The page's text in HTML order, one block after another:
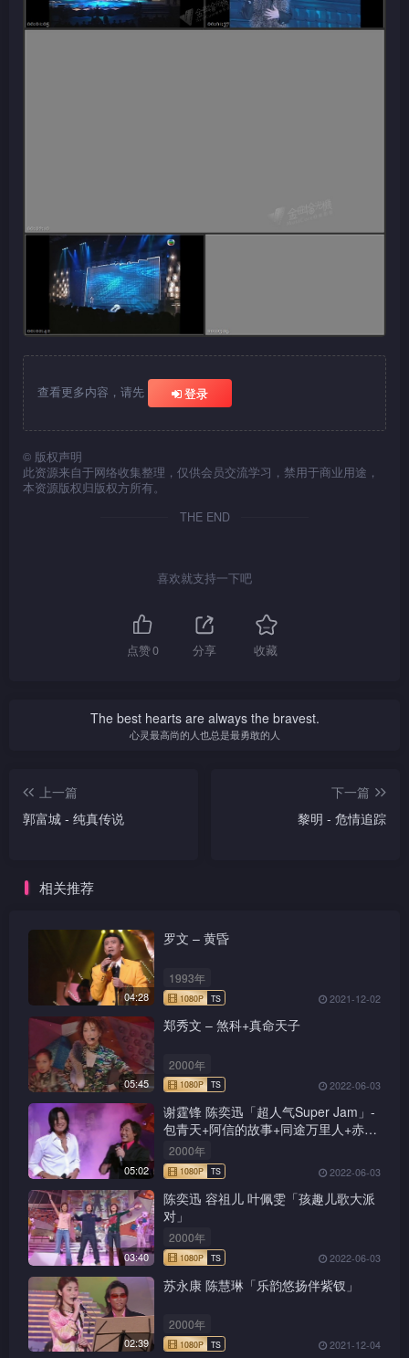
查看更多内容，请先 登录
© 版权声明
此资源来自于网络收集整理，仅供会员交流学习，禁用于商业用途，
本资源版权归版权方所有。
THE END
喜欢就支持一下吧
点赞0 分享 收藏
The best hearts are always the bravest.
心灵最高尚的人也总是最勇敢的人
上一篇
郭富城 - 纯真传说
下一篇
黎明 - 危情追踪
相关推荐
04:28
罗文 – 黄昏
1993年
1080P
2021-12-02
05:45
郑秀文 – 煞科+真命天子
2000年
2022-06-03
05:02
谢霆锋 陈奕迅「超人气Super Jam」-
包青天+阿信的故事+同途万里人+赤的
疑惑+新鸳鸯蝴蝶梦+前程锦绣
2000年
2022-06-03
03:40
陈奕迅 容祖儿 叶佩雯「孩趣儿歌大派
对」
2000年
2022-06-03
02:39
苏永康 陈慧琳「乐韵悠扬伴紫钗」
2000年
2021-12-04